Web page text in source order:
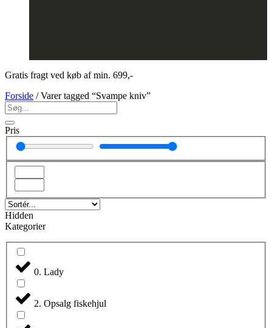
Gratis fragt ved køb af min. 699,-
Forside / Varer tagged “Svampe kniv”
Pris
Hidden
Kategorier
0. Lady
2. Opsalg fiskehjul